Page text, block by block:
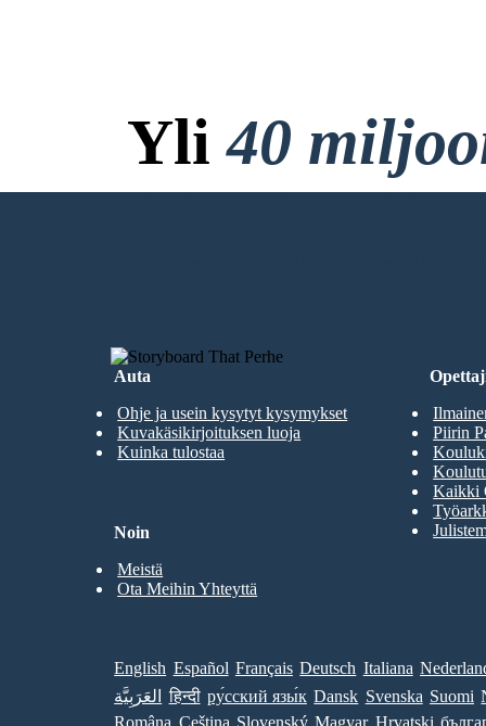
Yli40
Ei Latauksia, ei
Auta
Ohje ja usein kysytyt kysymykset
Kuvakäsikirjoituksen luoja
Kuinka tulostaa
Piirin
Kaikki
Noin
Meistä
Ota Meihin Yhteyttä
English Español Français Deutsch Italiana
العَرَبِيَّة
हिन्दी ру́сский язы́к Dansk Svenska Suomi
Româna Ceština Slovenský Magyar Hrvatski